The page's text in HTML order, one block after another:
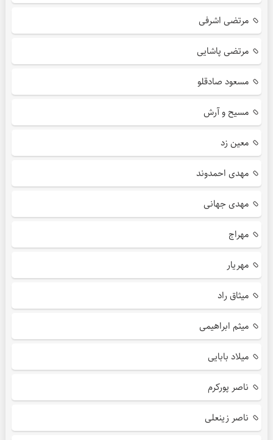
مرتضی اشرفی
مرتضی پاشایی
مسعود صادقلو
مسیح و آرش
معین زد
مهدی احمدوند
مهدی جهانی
مهراج
مهریار
میثاق راد
میثم ابراهیمی
میلاد بابایی
ناصر پورکرم
ناصر زینعلی